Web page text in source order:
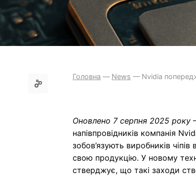
Головна — News — Nvidia
Оновлено 7 серпня 2025 року
напівпровідників компанія
зобов’язують виробників
свою продукцію. У новому
стверджує, що такі заходи